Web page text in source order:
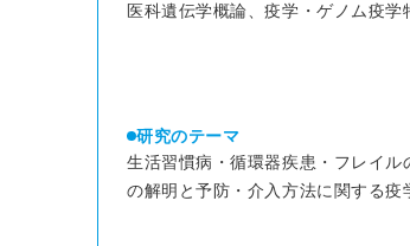
医科遺伝学概論、疫学・ゲノム疫学
研究のテーマ
生活習慣病・循環器疾患・フレイル
の解明と予防・介入方法に関する疫